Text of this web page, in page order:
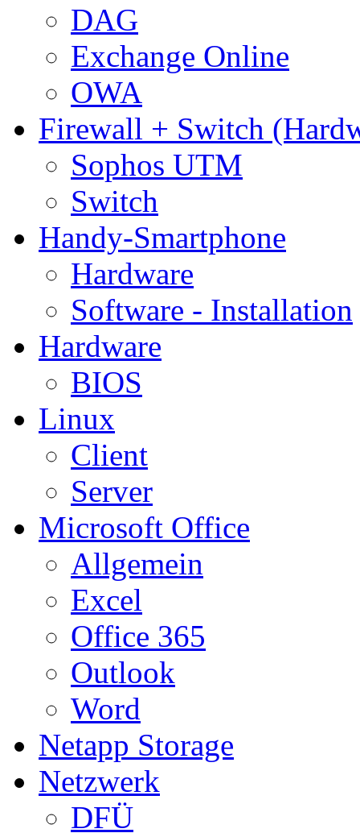
DAG
Exchange Online
OWA
Firewall + Switch
Sophos UTM
Switch
Handy-Smartphone
Hardware
Software - Installation
Hardware
BIOS
Linux
Client
Server
Microsoft Office
Allgemein
Excel
Office 365
Outlook
Word
Netapp Storage
Netzwerk
DFÜ